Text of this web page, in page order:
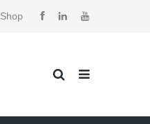
Shop